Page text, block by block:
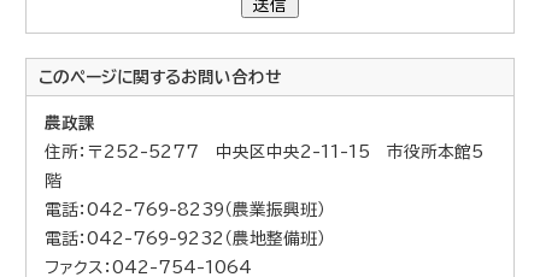
送信
このページに関するお問い合わせ
農政課
住所：〒252-5277 中央区中央2-11-15 市役所本館5
階
電話：042-769-8239（農業振興班）
電話：042-769-9232（農地整備班）
ファクス：042-754-1064